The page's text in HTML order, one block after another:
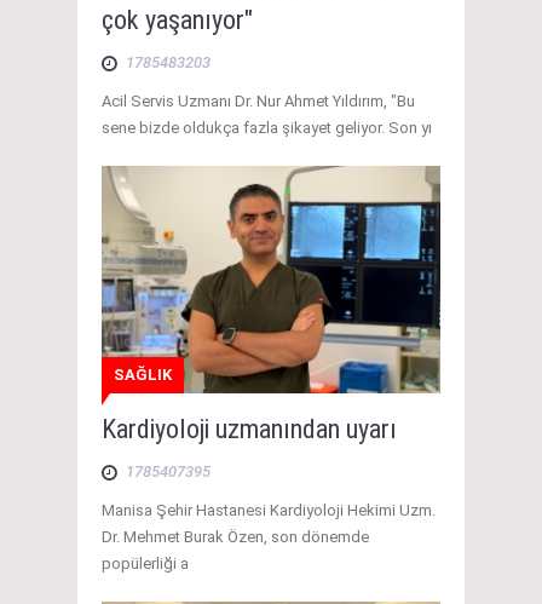
çok yaşanıyor"
1785483203
Acil Servis Uzmanı Dr. Nur Ahmet Yıldırım, "Bu
sene bizde oldukça fazla şikayet geliyor. Son yı
SAĞLIK
Kardiyoloji uzmanından uyarı
1785407395
Manisa Şehir Hastanesi Kardiyoloji Hekimi Uzm.
Dr. Mehmet Burak Özen, son dönemde
popülerliği a